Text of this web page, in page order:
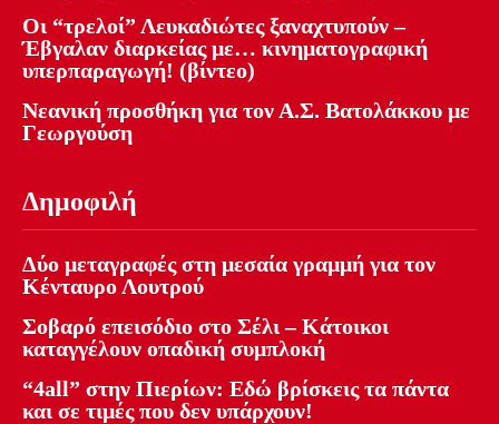
Οι “τρελοί” Λευκαδιώτες ξαναχτυπούν –
Έβγαλαν διαρκείας με… κινηματογραφική
υπερπαραγωγή! (βίντεο)
Νεανική προσθήκη για τον Α.Σ. Βατολάκκου με
Γεωργούση
Δημοφιλή
Δύο μεταγραφές στη μεσαία γραμμή για τον
Κένταυρο Λουτρού
Σοβαρό επεισόδιο στο Σέλι – Κάτοικοι
καταγγέλουν οπαδική συμπλοκή
“4all” στην Πιερίων: Εδώ βρίσκεις τα πάντα
και σε τιμές που δεν υπάρχουν!